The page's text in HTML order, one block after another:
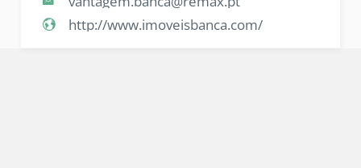
http://www.imoveisbanca.com/